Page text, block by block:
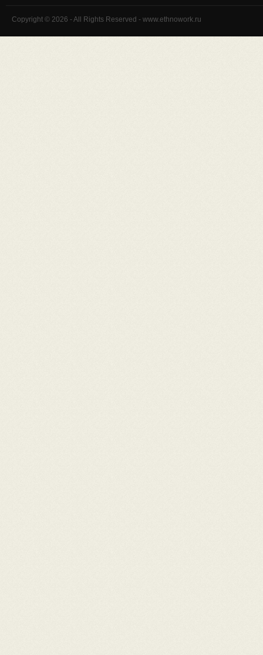
Copyright © 2026 - All Rights Reserved - www.ethnowork.ru